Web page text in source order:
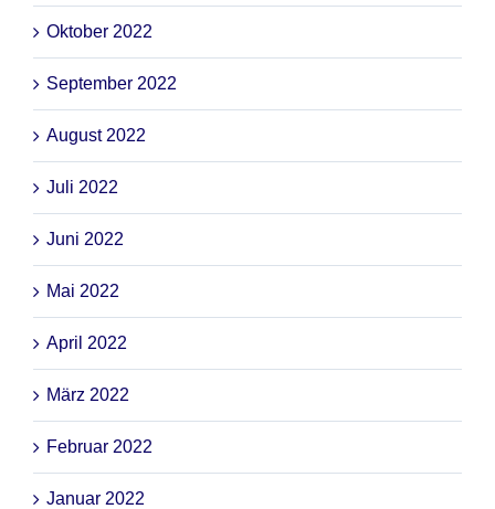
Oktober 2022
September 2022
August 2022
Juli 2022
Juni 2022
Mai 2022
April 2022
März 2022
Februar 2022
Januar 2022